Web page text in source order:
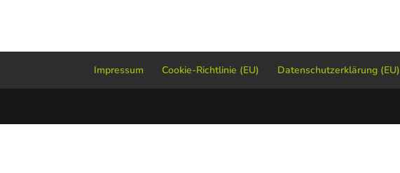
Impressum Cookie-Richtlinie (EU) Datenschutzerklärung (EU)